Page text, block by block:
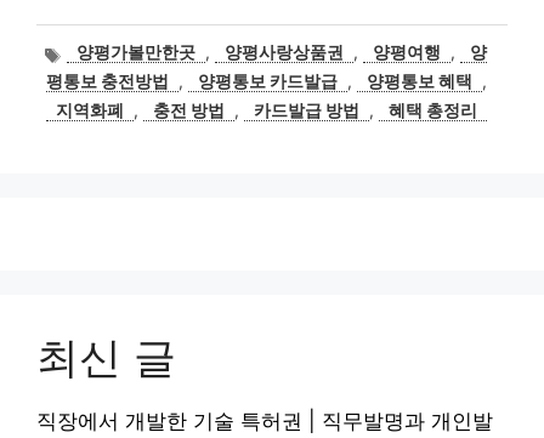
태
그
양평가볼만한곳 , 양평사랑상품권 , 양평여행 ,
양
평통보 충전방법
, 양평통보 카드발급 , 양평통보 혜택
,
지역화폐
, 충전 방법 , 카드발급 방법 , 혜택 총정리
최신 글
직장에서 개발한 기술 특허권 | 직무발명과 개인발